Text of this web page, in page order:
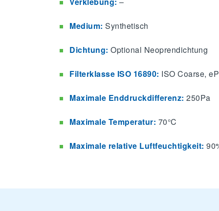
Medium: Synthetisch
Dichtung: Optional Neoprendichtung
Filterklasse ISO 16890: ISO Coarse,
Maximale Enddruckdifferenz: 250Pa
Maximale Temperatur: 70°C
Maximale relative Luftfeuchtigkeit: